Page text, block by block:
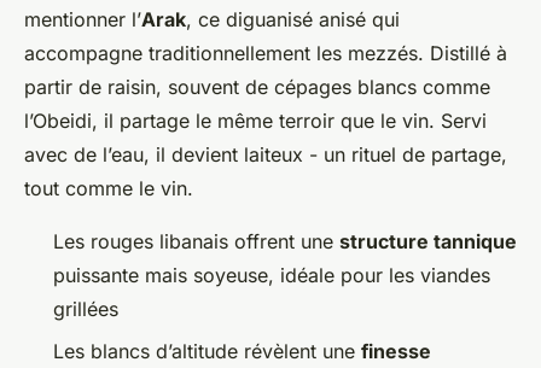
mentionner l’Arak, ce diguanisé anisé qui
accompagne traditionnellement les mezzés. Distillé à
partir de raisin, souvent de cépages blancs comme
l’Obeidi, il partage le même terroir que le vin. Servi
avec de l’eau, il devient laiteux - un rituel de partage,
tout comme le vin.
Les rouges libanais offrent une structure tannique
puissante mais soyeuse, idéale pour les viandes
grillées
Les blancs d’altitude révèlent une finesse